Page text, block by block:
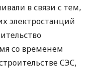
в связи с тем,
электростанций
со временем
СЭС,